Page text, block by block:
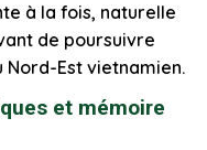
à la fois, naturelle
de poursuivre
Nord-Est vietnamien.
et mémoire